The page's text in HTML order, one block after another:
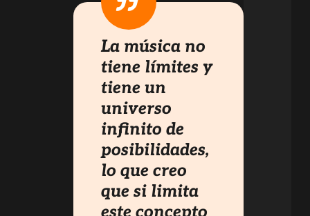
La música no
tiene límites y
tiene un
universo
infinito de
posibilidades,
lo que creo
que si limita